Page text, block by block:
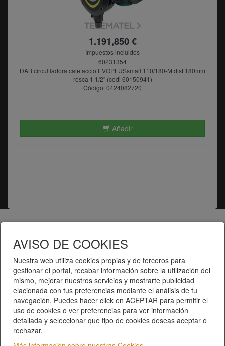
AVISO DE COOKIES
Nuestra web utiliza cookies propias y de terceros para
gestionar el portal, recabar información sobre la utilización del
mismo, mejorar nuestros servicios y mostrarte publicidad
elacionada con tus preferencias mediante el análisis de tu
navegación. Puedes hacer click en ACEPTAR para permitir el
uso de cookies o ver preferencias para ver información
detallada y seleccionar que tipo de cookies deseas aceptar o
rechazar.
1.191,850 €
Impuestos incluidos
60231354
DAB circul.ladora calefaccio EVOPLUSsmall 110/180-M dist.180mm
rosca 1 1/2" (codi 60150941)
Código: 0424082720
Añadir
Telematel S.L.
Inici
Qui som?|Contacte |Privacitat|